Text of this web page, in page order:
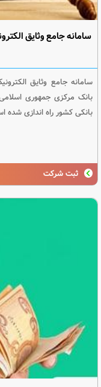
سامانه جامع وثایق
سامانه جامع وثایق
بانک مرکزی جمهوری
بانکی کشور راه اندازی
ثبت شرکت